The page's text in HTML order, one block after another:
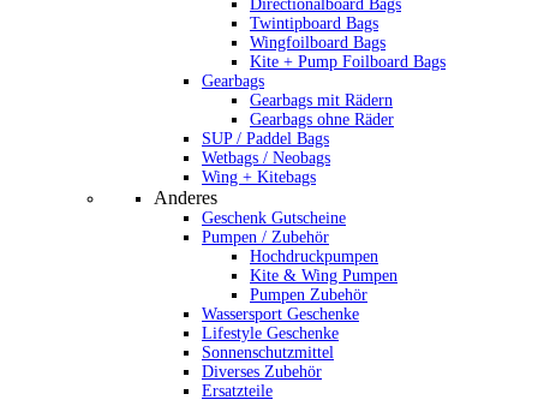
Directionalboard Bags
Twintipboard Bags
Wingfoilboard Bags
Kite + Pump Foilboard Bags
Gearbags
Gearbags mit Rädern
Gearbags ohne Räder
SUP / Paddel Bags
Wetbags / Neobags
Wing + Kitebags
Anderes
Geschenk Gutscheine
Pumpen / Zubehör
Hochdruckpumpen
Kite & Wing Pumpen
Pumpen Zubehör
Wassersport Geschenke
Lifestyle Geschenke
Sonnenschutzmittel
Diverses Zubehör
Ersatzteile